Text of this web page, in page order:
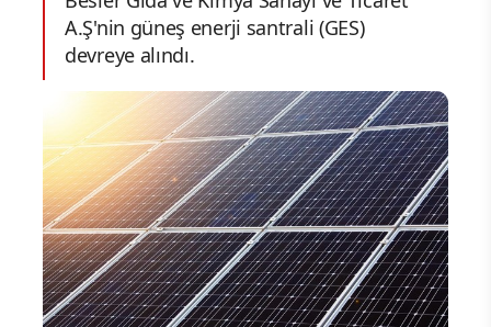
A.Ş'nin güneş enerji santrali (GES)
devreye alındı.